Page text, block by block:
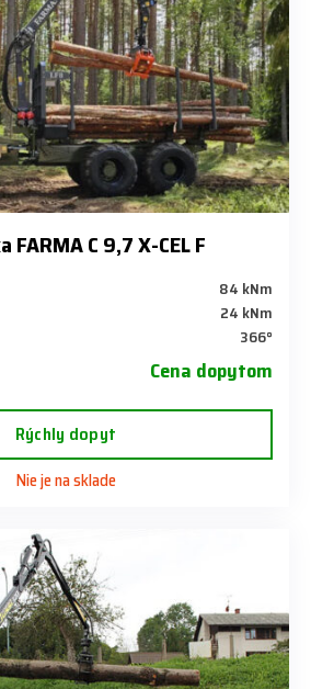
C 9,7 X-CEL F
84 kNm
24 kNm
366°
Cena dopytom
Rýchly dopyt
Nie je na sklade